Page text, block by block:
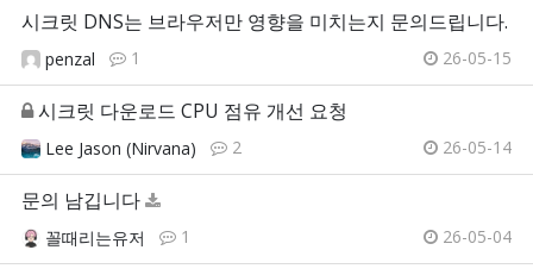
시크릿 DNS는 브라우저만 영향을 미치는지 문의드립니다.
penzal 1 26-05-15
시크릿 다운로드 CPU 점유 개선 요청
Lee Jason (Nirvana) 2 26-05-14
문의 남깁니다
꼴때리는유저 1 26-05-04